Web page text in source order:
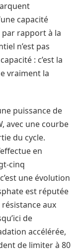
capacité
rapport à la
n’est pas
: c’est la
vraiment la
puissance de
avec une courbe
du cycle.
en
cinq
une évolution
est réputée
aux
de
accélérée,
de limiter à 80